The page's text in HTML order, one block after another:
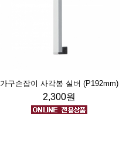
가구손잡이 사각봉 실버 (P192mm)
2,300원